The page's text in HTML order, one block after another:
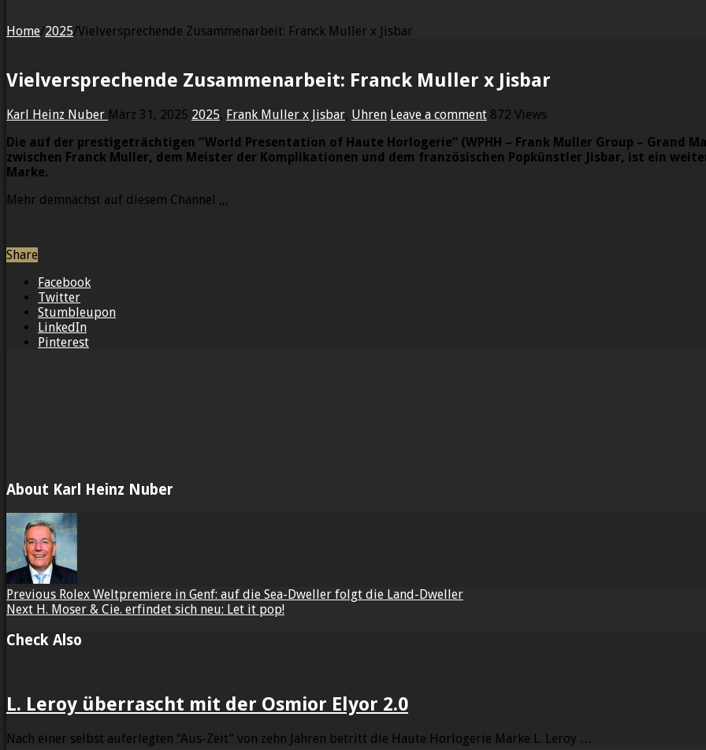
Home/2025/Vielversprechende Zusammenarbeit: Franck Muller x Jisbar
Vielversprechende Zusammenarbeit: Franck Muller x Jisbar
Karl Heinz Nuber März 31, 2025 2025, Frank Muller x Jisbar, Uhren Leave a comment 872 Views
Die auf der prestigeträchtigen “World Presentation of Haute Horlogerie” (WPHH – Frank Muller Group – Grand
zwischen Franck Muller, dem Meister der Komplikationen und dem französischen Popkünstler Jisbar, ist ein
Marke.
Mehr demnächst auf diesem Channel ,,,
Share
Facebook
Twitter
Stumbleupon
LinkedIn
Pinterest
About Karl Heinz Nuber
Previous Rolex Weltpremiere in Genf: auf die Sea-Dweller folgt die Land-Dweller
Next H. Moser & Cie. erfindet sich neu: Let it pop!
Check Also
L. Leroy überrascht mit der Osmior Elyor 2.0
Nach einer selbst auferlegten “Aus-Zeit” von zehn Jahren betritt die Haute Horlogerie Marke L. Leroy …